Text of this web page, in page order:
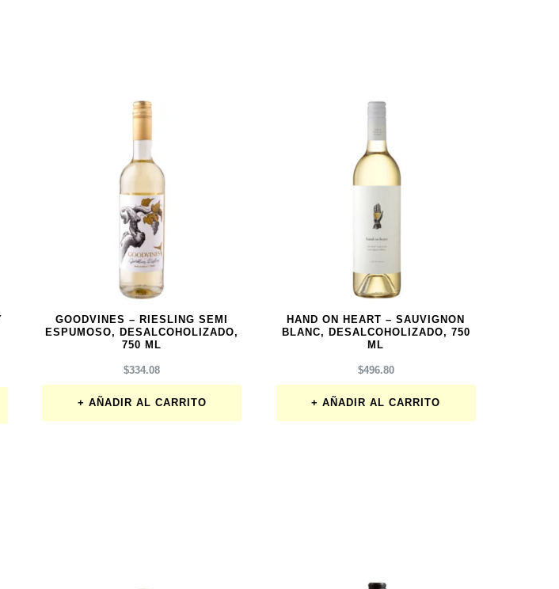
GOODVINES – RIESLING SEMI
ESPUMOSO, DESALCOHOLIZADO,
750 ML
$334.08
AÑADIR AL CARRITO
HAND ON HEART – SAUVIGNON
BLANC, DESALCOHOLIZADO, 750
ML
$496.80
AÑADIR AL CARRITO